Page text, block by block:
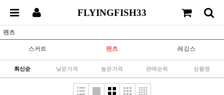
FLYINGFISH33
팬츠
스커트 팬츠 레깅스
최신순 낮은가격 높은가격 판매순위 상품명